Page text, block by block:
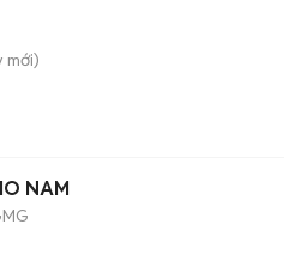
mới)
NAM